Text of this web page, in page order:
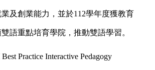
及創業能力，並於112學年度獲教育
語重點培育學院，推動雙語學習。
Practice Interactive Pedagogy